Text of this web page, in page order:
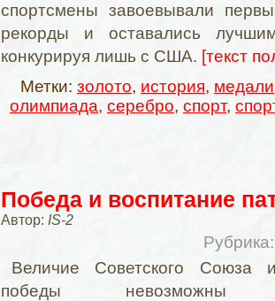
спортсмены завоевывали
рекорды и оставались
конкурируя лишь с США. [текст
Метки: золото, история, медали
олимпиада, серебро, спорт,
Победа и воспитание
Автор: IS-2
Величие Советского Союза
победы невозможны